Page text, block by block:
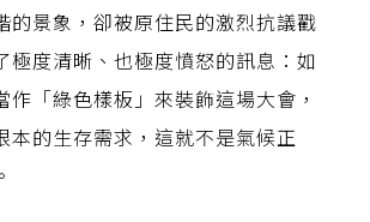
的景象，卻被原住民的激烈抗議戳
極度清晰、也極度憤怒的訊息：如
作「綠色樣板」來裝飾這場大會，
本的生存需求，這就不是氣候正